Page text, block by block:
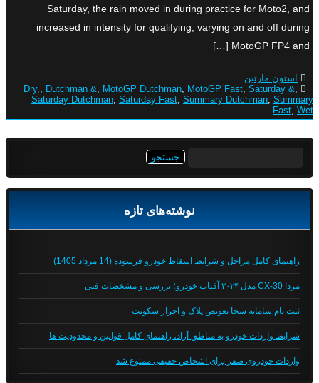
Saturday, the rain moved in during practice for Moto2, and
increased in intensity for qualifying, varying on and off during
MotoGP FP4 and […]
استون مارتین
Dry,, Dutchman &, MotoGP Dutchman, MotoGP Fast, Saturday &,
Saturday Dutchman, Saturday Fast, Summary Dutchman, Summary
Fast, Wet
نوشته‌های تازه
راهنمای کامل مراحل و شرایط اسقاط خودرو فرسوده (14 مرداد 1405)
مزدا CX-30 مدل ۲۰۲۴ آفتاب خودرو؛ بررسی و مشخصات فنی
ثبت نام سامانه سخا تعویض پلاک و احراز سکونت
شرایط واردات خودرو به مناطق آزاد، راهنمای کامل قوانین و محدودیت ها
واردات خودروی صفر برای اشخاص حقیقی ممنوع شد